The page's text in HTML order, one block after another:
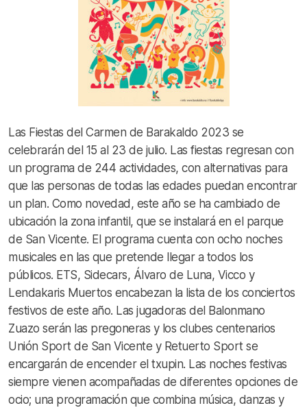
Las Fiestas del Carmen de Barakaldo 2023 se
celebrarán del 15 al 23 de julio. Las fiestas regresan con
un programa de 244 actividades, con alternativas para
que las personas de todas las edades puedan encontrar
un plan. Como novedad, este año se ha cambiado de
ubicación la zona infantil, que se instalará en el parque
de San Vicente. El programa cuenta con ocho noches
musicales en las que pretende llegar a todos los
públicos. ETS, Sidecars, Álvaro de Luna, Vicco y
Lendakaris Muertos encabezan la lista de los conciertos
festivos de este año. Las jugadoras del Balonmano
Zuazo serán las pregoneras y los clubes centenarios
Unión Sport de San Vicente y Retuerto Sport se
encargarán de encender el txupin. Las noches festivas
siempre vienen acompañadas de diferentes opciones de
ocio; una programación que combina música, danzas y